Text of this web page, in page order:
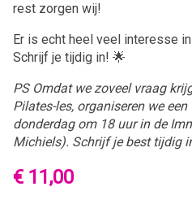
rest zorgen wij!
Er is echt heel veel interesse
Schrijf je tijdig in! 🌟
PS Omdat we zoveel vraag
Pilates-les, organiseren we
donderdag om 18 uur in de
Michiels). Schrijf je best tijdig
€ 11,00